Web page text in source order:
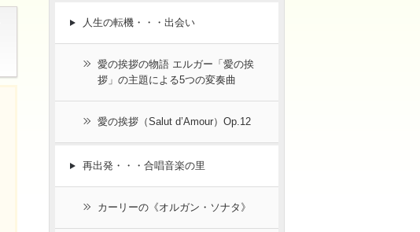
人生の転機・・・出会い
愛の挨拶の物語 エルガー「愛の挨
拶」の主題による5つの変奏曲
愛の挨拶（Salut d’Amour）Op.12
再出発・・・合唱音楽の里
カーリーの《オルガン・ソナタ》